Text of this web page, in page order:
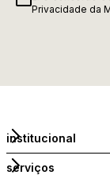
Privacidade da
institucional
serviços